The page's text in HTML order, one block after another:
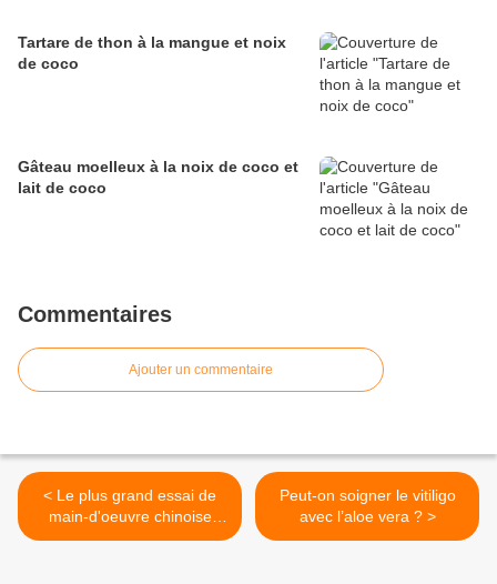
Tartare de thon à la mangue et noix
de coco
Gâteau moelleux à la noix de coco et
lait de coco
Commentaires
Ajouter un commentaire
< Le plus grand essai de
main-d'oeuvre chinoise
dans l'île
Peut-on soigner le vitiligo
avec l’aloe vera ? >